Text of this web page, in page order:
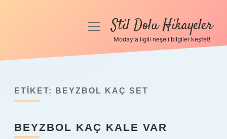
Anasayfa
Yasal Uyarı
Hakkımızda
menüyüStil Dolu Hikayeler
Modayla ilgili neşeli bilgiler keşfet!
ETIKET: BEYZBOL KAÇ SET
BEYZBOL KAÇ KALE VAR